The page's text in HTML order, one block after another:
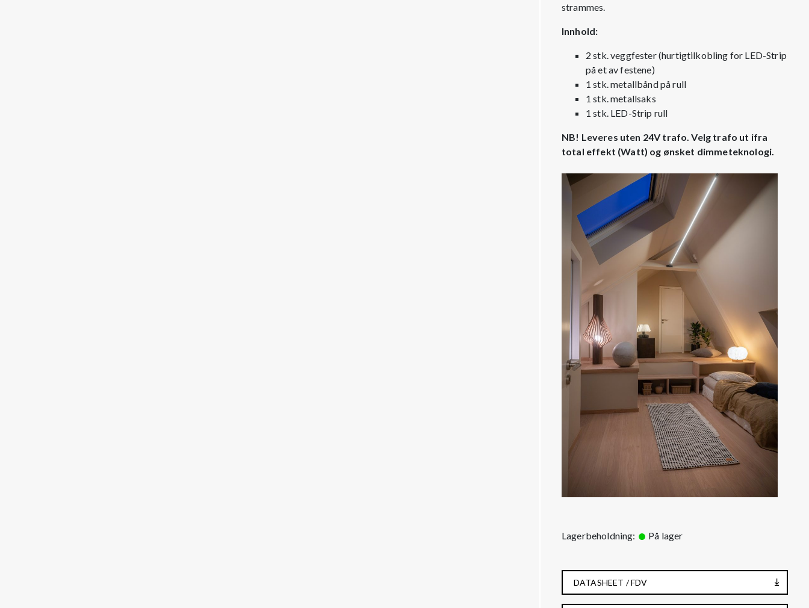
strammes.
Innhold:
2 stk. veggfester (hurtigtilkobling for LED-Strip
på et av festene)
1 stk. metallbånd på rull
1 stk. metallsaks
1 stk. LED-Strip rull
NB! Leveres uten 24V trafo. Velg trafo ut ifra
total effekt (Watt) og ønsket dimmeteknologi.
Lagerbeholdning: På lager
DATASHEET / FDV